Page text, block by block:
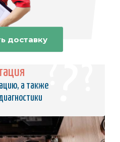
доставку
а также